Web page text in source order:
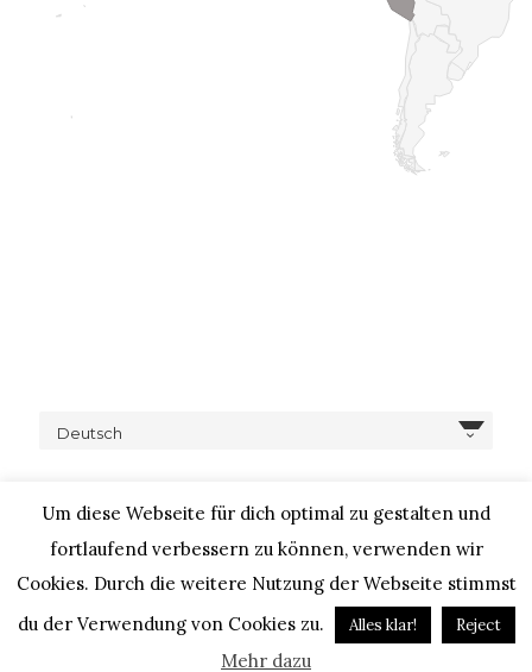
Deutsch
COPYRIGHT © 2020 – IHEARTALICE.COM / TRAVEL,
LIFESTYLE, FOOD & FASHIONBLOG BY ALICE M. HUYNH / ALL
RIGHTS RESERVED / DESIGN BY BLOGGER-BERATUNG
Um diese Webseite für dich optimal zu gestalten und
fortlaufend verbessern zu können, verwenden wir
Cookies. Durch die weitere Nutzung der Webseite stimmst
du der Verwendung von Cookies zu.
Alles klar! Reject
Mehr dazu